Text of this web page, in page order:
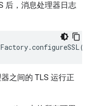
后，消息处理器日志
.configureSSL()
之间的 TLS 运行正